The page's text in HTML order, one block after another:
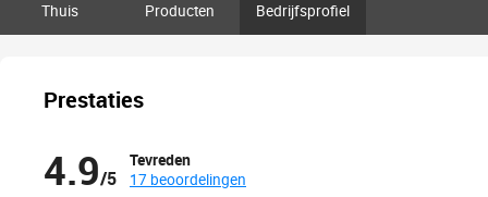
Thuis Producten Bedrijfsprofiel
Prestaties
4.9/5
Tevreden
17 beoordelingen